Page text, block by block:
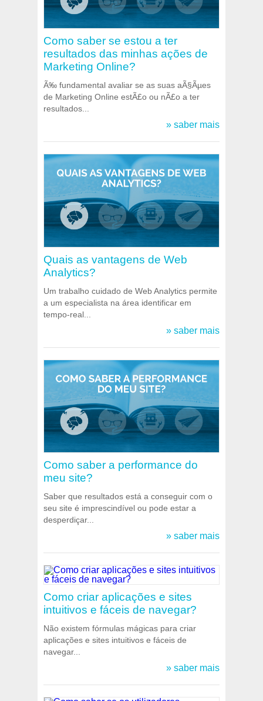
Como saber se estou a ter
resultados das minhas ações de
Marketing Online?
Ã‰ fundamental avaliar se as suas aÃ§Ãµes
de Marketing Online estÃ£o ou nÃ£o a ter
resultados...
» saber mais
Quais as vantagens de Web
Analytics?
Um trabalho cuidado de Web Analytics permite
a um especialista na área identificar em
tempo-real...
» saber mais
Como saber a performance do
meu site?
Saber que resultados está a conseguir com o
seu site é imprescindível ou pode estar a
desperdiçar...
» saber mais
Como criar aplicações e sites
intuitivos e fáceis de navegar?
Não existem fórmulas mágicas para criar
aplicações e sites intuitivos e fáceis de
navegar...
» saber mais